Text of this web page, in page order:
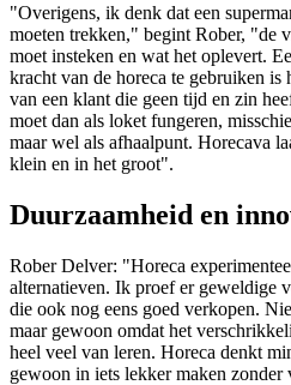
"Overigens, ik denk dat een
moeten trekken," begint Rober, "de
moet insteken en wat het oplevert.
kracht van de horeca te gebruiken is
van een klant die geen tijd en zin
moet dan als loket fungeren,
maar wel als afhaalpunt. Horecava
klein en in het groot".
Duurzaamheid en
Rober Delver: "Horeca
alternatieven. Ik proef er geweldige
die ook nog eens goed verkopen.
maar gewoon omdat het
heel veel van leren. Horeca denkt
gewoon in iets lekker maken zonder